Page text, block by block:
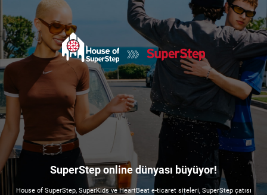
SuperStep online dünyası büyüyor!
House of SuperStep, SuperKids ve HeartBeat e-ticaret siteleri, SuperStep çatısı